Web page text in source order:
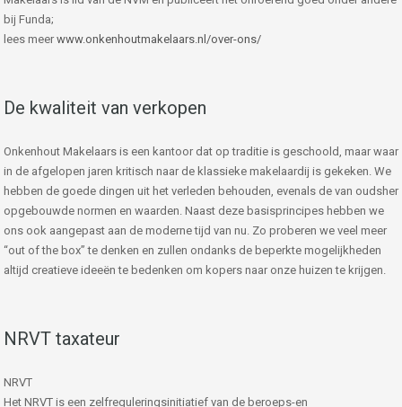
bij Funda;
lees meer www.onkenhoutmakelaars.nl/over-ons/
De kwaliteit van verkopen
Onkenhout Makelaars is een kantoor dat op traditie is geschoold, maar waar
in de afgelopen jaren kritisch naar de klassieke makelaardij is gekeken. We
hebben de goede dingen uit het verleden behouden, evenals de van oudsher
opgebouwde normen en waarden. Naast deze basisprincipes hebben we
ons ook aangepast aan de moderne tijd van nu. Zo proberen we veel meer
“out of the box” te denken en zullen ondanks de beperkte mogelijkheden
altijd creatieve ideeën te bedenken om kopers naar onze huizen te krijgen.
NRVT taxateur
NRVT
Het NRVT is een zelfreguleringsinitiatief van de beroeps-en